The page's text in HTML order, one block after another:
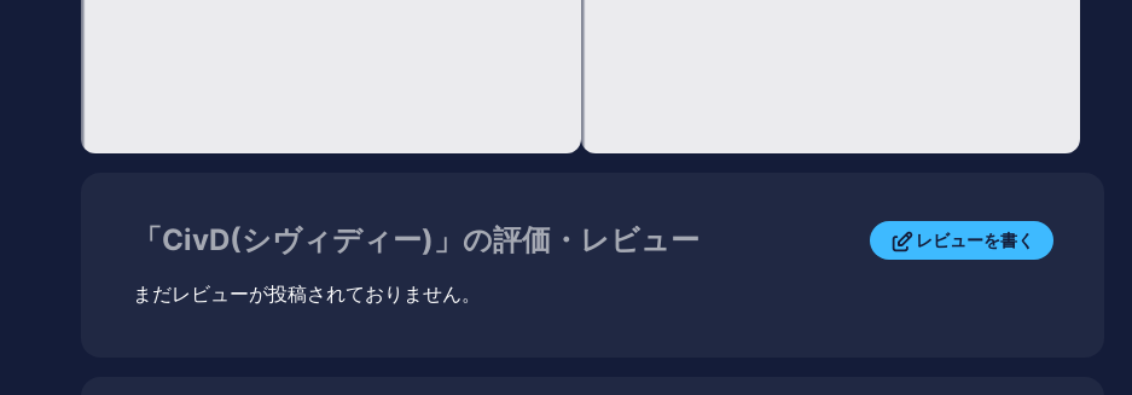
「CivD(シヴィディー)」の評価・レビュー レビューを書く
まだレビューが投稿されておりません。